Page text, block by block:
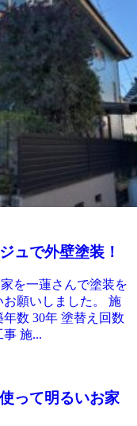
ュで外壁塗装！
を一蓮さんで塗装を
願いしました。 施
数 30年 塗替え回数
施...
って明るいお家